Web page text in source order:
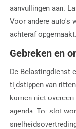
aanvullingen aan.
Voor andere auto's
achteraf opgemaakt.
Gebreken en
De Belastingdienst
tijdstippen van
komen niet
agenda. Tot slot